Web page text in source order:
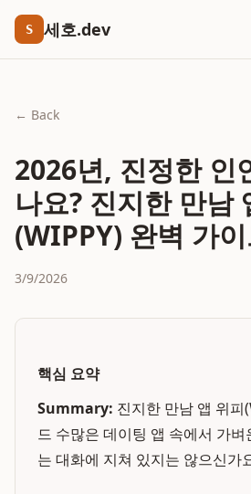
S 세호.dev
← Back
2026년, 진정한 인
나요? 진지한 만남
(WIPPY) 완벽 가
3/9/2026
핵심 요약
Summary: 진지한 만남 앱 위피
드 수많은 데이팅 앱 속에서 가벼
는 대화에 지쳐 있지는 않으신가